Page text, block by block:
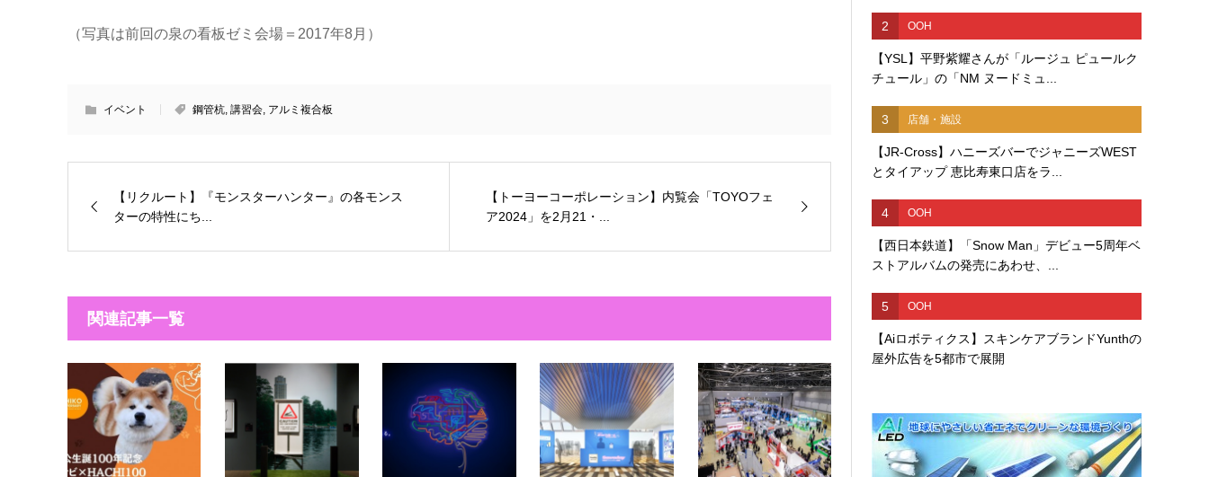
（写真は前回の泉の看板ゼミ会場＝2017年8月）
イベント 鋼管杭, 講習会, アルミ複合板
【リクルート】『モンスターハンター』の各モンス
ターの特性にち...
【トーヨーコーポレーション】内覧会「TOYOフェ
ア2024」を2月21・...
関連記事一覧
2 OOH
【YSL】平野紫耀さんが「ルージュ ピュールク
チュール」の「NM ヌードミュ...
3 店舗・施設
【JR-Cross】ハニーズバーでジャニーズWEST
とタイアップ 恵比寿東口店をラ...
4 OOH
【西日本鉄道】「Snow Man」デビュー5周年ベ
ストアルバムの発売にあわせ、...
5 OOH
【Aiロボティクス】スキンケアブランドYunthの
屋外広告を5都市で展開